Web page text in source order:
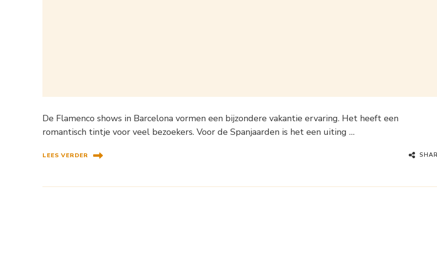
De Flamenco shows in Barcelona vormen een bijzondere vakantie ervaring. Het heeft een
romantisch tintje voor veel bezoekers. Voor de Spanjaarden is het een uiting …
LEES VERDER